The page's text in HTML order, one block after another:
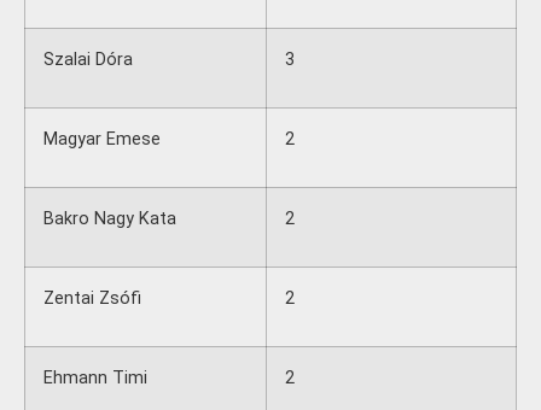
Szalai Dóra 3
Magyar Emese 2
Bakro Nagy Kata 2
Zentai Zsófi 2
Ehmann Timi 2